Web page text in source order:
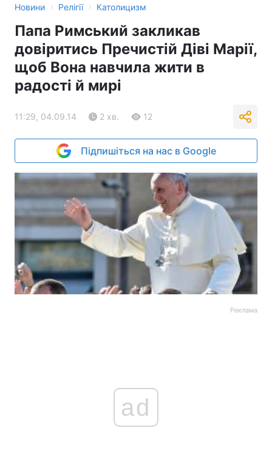
Новини › Релігії › Католицизм
Папа Римський закликав
довіритись Пречистій Діві Марії,
щоб Вона навчила жити в
радості й мирі
11:29, 04.09.14 2 хв. 12
Підпишіться на нас в Google
Реклама
ad